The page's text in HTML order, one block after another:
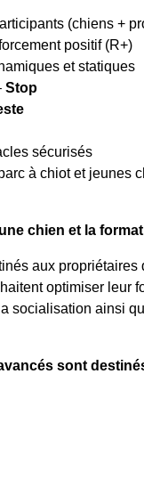
(chiens +
positif (R+)
et statiques
Stop
sécurisés
à chiot et jeunes
chien et la
aux propriétaires
optimiser leur
socialisation ainsi
sont